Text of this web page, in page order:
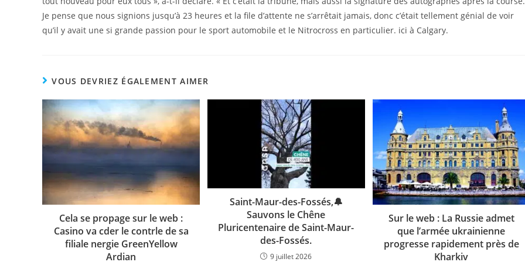
Je pense que nous signions jusqu’à 23 heures et la file d’attente ne s’arrêtait jamais, donc c’était tellement génial de voir
qu’il y avait une si grande passion pour le sport automobile et le Nitrocross en particulier. ici à Calgary.
VOUS DEVRIEZ ÉGALEMENT AIMER
Cela se propage sur le web :
Casino va cder le contrle de sa
filiale nergie GreenYellow
Ardian
Saint-Maur-des-Fossés,🔔
Sauvons le Chêne
Pluricentenaire de Saint-Maur-
des-Fossés.
9 juillet 2026
Sur le web : La Russie admet
que l’armée ukrainienne
progresse rapidement près de
Kharkiv